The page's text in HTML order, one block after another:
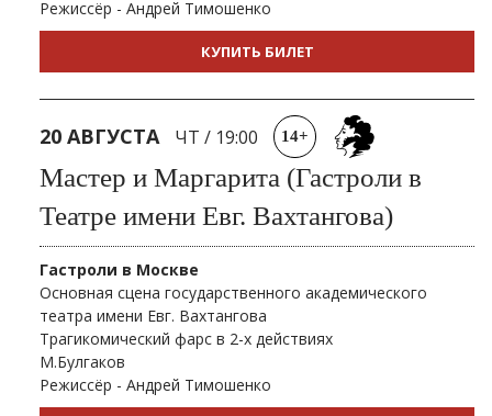
Режиссёр - Андрей Тимошенко
КУПИТЬ БИЛЕТ
20 АВГУСТА ЧТ / 19:00 14+
Мастер и Маргарита (Гастроли в
Театре имени Евг. Вахтангова)
Гастроли в Москве
Основная сцена государственного академического
театра имени Евг. Вахтангова
Трагикомический фарс в 2-х действиях
М.Булгаков
Режиссёр - Андрей Тимошенко